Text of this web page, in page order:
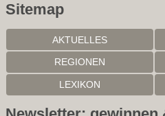
Sitemap
AKTUELLES
REGIONEN
LEXIKON